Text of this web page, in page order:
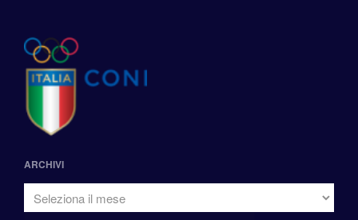
ARCHIVI